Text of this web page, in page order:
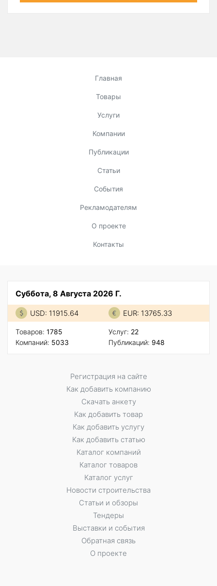
Главная
Товары
Услуги
Компании
Публикации
Статьи
События
Рекламодателям
О проекте
Контакты
Суббота, 8 Августа 2026 Г.
USD: 11915.64 EUR: 13765.33
Товаров: 1785
Компаний: 5033
Услуг: 22
Публикаций: 948
Регистрация на сайте
Как добавить компанию
Скачать анкету
Как добавить товар
Как добавить услугу
Как добавить статью
Каталог компаний
Каталог товаров
Каталог услуг
Новости строительства
Статьи и обзоры
Тендеры
Выставки и события
Обратная связь
О проекте